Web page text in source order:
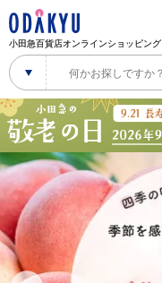
小田急百貨店オンラインショッピング